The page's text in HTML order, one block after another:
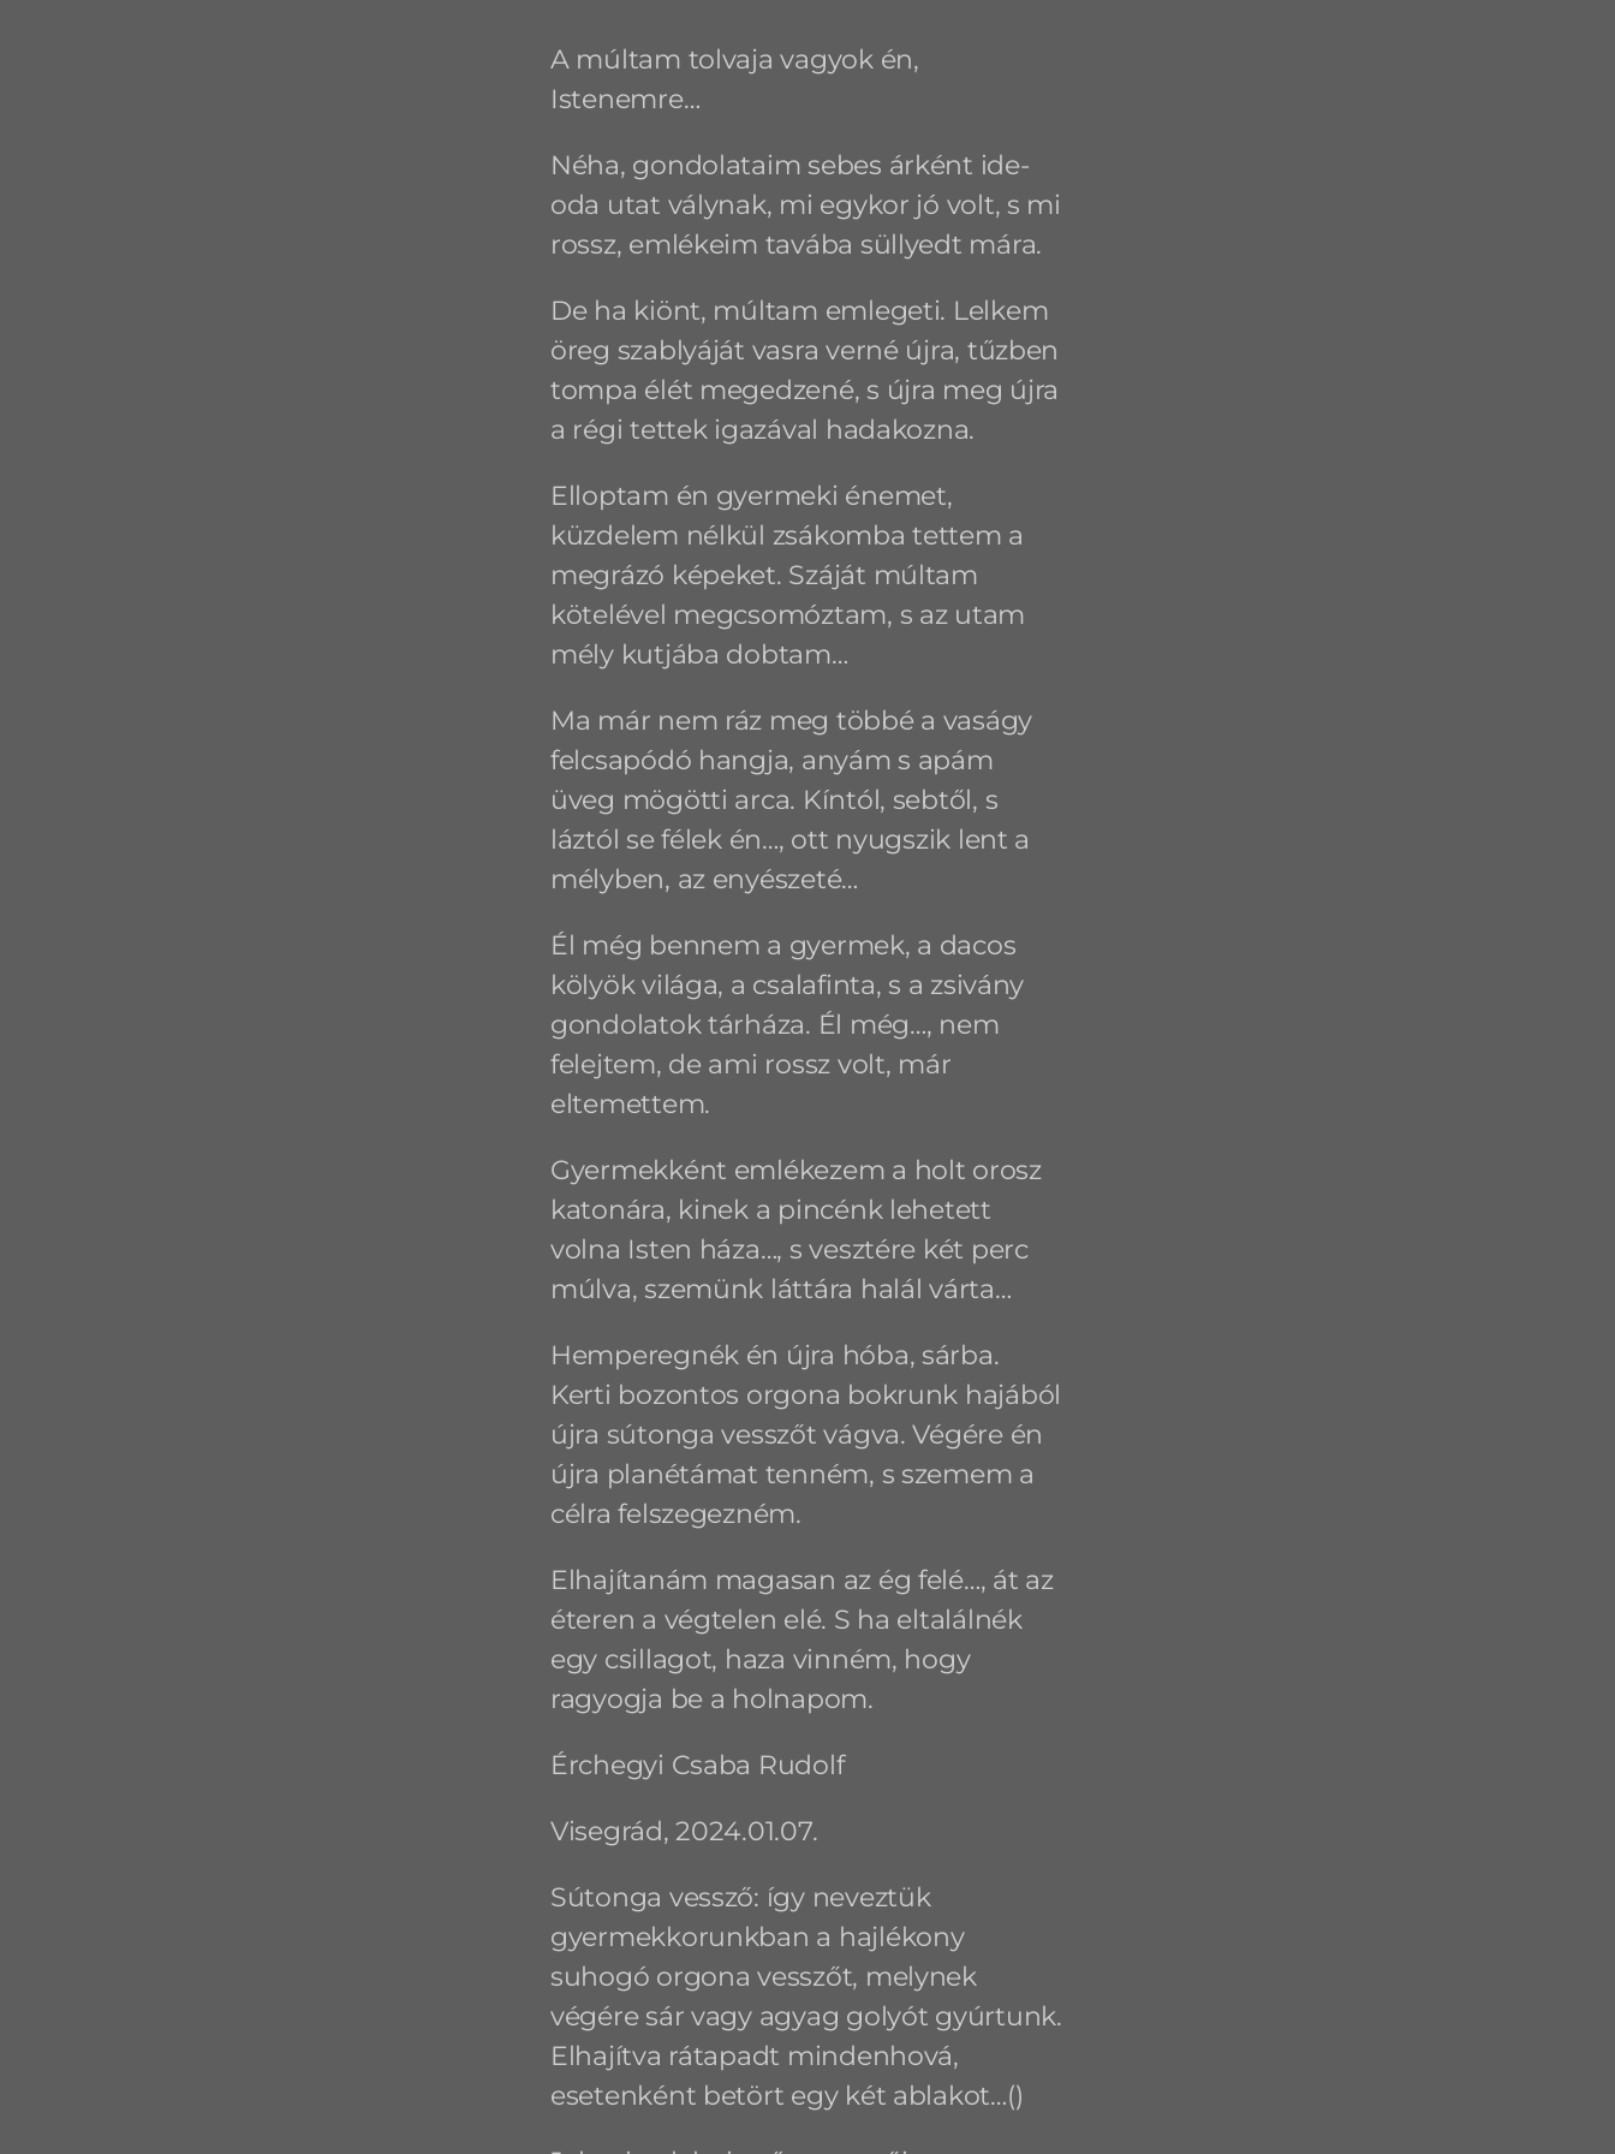
A múltam tolvaja vagyok én,
Istenemre…
Néha, gondolataim sebes árként ide-
oda utat válynak, mi egykor jó volt, s mi
rossz, emlékeim tavába süllyedt mára.
De ha kiönt, múltam emlegeti. Lelkem
öreg szablyáját vasra verné újra, tűzben
tompa élét megedzené, s újra meg újra
a régi tettek igazával hadakozna.
Elloptam én gyermeki énemet,
küzdelem nélkül zsákomba tettem a
megrázó képeket. Száját múltam
kötelével megcsomóztam, s az utam
mély kutjába dobtam…
Ma már nem ráz meg többé a vaságy
felcsapódó hangja, anyám s apám
üveg mögötti arca. Kíntól, sebtől, s
láztól se félek én…, ott nyugszik lent a
mélyben, az enyészeté…
Él még bennem a gyermek, a dacos
kölyök világa, a csalafinta, s a zsivány
gondolatok tárháza. Él még…, nem
felejtem, de ami rossz volt, már
eltemettem.
Gyermekként emlékezem a holt orosz
katonára, kinek a pincénk lehetett
volna Isten háza…, s vesztére két perc
múlva, szemünk láttára halál várta…
Hemperegnék én újra hóba, sárba.
Kerti bozontos orgona bokrunk hajából
újra sútonga vesszőt vágva. Végére én
újra planétámat tenném, s szemem a
célra felszegezném.
Elhajítanám magasan az ég felé…, át az
éteren a végtelen elé. S ha eltalálnék
egy csillagot, haza vinném, hogy
ragyogja be a holnapom.
Érchegyi Csaba Rudolf
Visegrád, 2024.01.07.
Sútonga vessző: így neveztük
gyermekkorunkban a hajlékony
suhogó orgona vesszőt, melynek
végére sár vagy agyag golyót gyúrtunk.
Elhajítva rátapadt mindenhová,
esetenként betört egy két ablakot…()